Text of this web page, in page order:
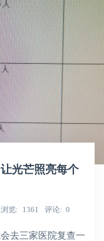
光芒照亮每个
浏览 1361 评论 0
去三家医院复查一